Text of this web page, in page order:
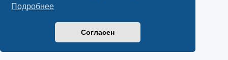
Подробнее
Согласен